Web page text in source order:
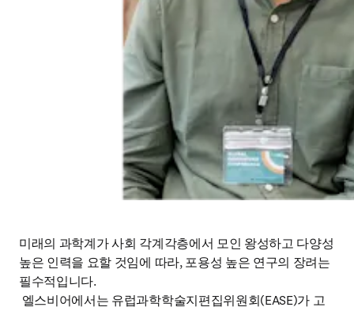
미래의 과학계가 사회 각계각층에서 모인 왕성하고 다양성
높은 인력을 요할 것임에 따라, 포용성 높은 연구의 장려는
필수적입니다.